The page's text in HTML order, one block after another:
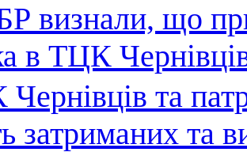
визнали, що
в ТЦК Чернівців
та
затриманих та